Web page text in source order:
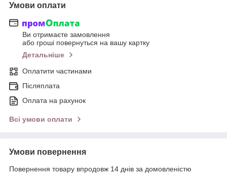
Умови оплати
Ви отримаєте замовлення
або гроші повернуться на вашу картку
Детальніше
Оплатити частинами
Післяплата
Оплата на рахунок
Всі умови оплати
Умови повернення
Повернення товару впродовж 14 днів за домовленістю